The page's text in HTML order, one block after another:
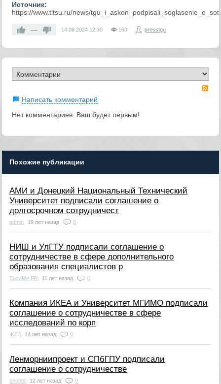
Источник:
https://www.tltsu.ru/news/
— 14.08.2024 12:30 160 presstgu
Написать комментарий
Нет комментариев. Ваш будет первым!
Похожие публикации
АМИ и Донецкий Национальный Технический
Университет подписали соглашение о
долгосрочном сотрудничест
admin 19 лет назад 0
НИШ и УлГТУ подписали соглашение о
сотрудничестве в сфере дополнительного
образования специалистов р
BuzzMe PR 11 лет назад 0
Компания ИКЕА и Университет МГИМО подписали
соглашение о сотрудничестве в сфере
исследований по корп
IKEA 14 лет назад 0
Ленморниипроект и СПбГПУ подписали
соглашение о сотрудничестве
shepot 12 лет назад 0